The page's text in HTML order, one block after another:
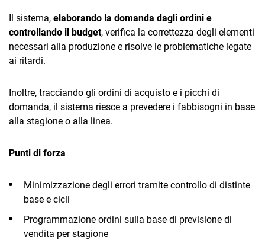
Il sistema, elaborando la domanda dagli ordini e
controllando il budget, verifica la correttezza degli elementi
necessari alla produzione e risolve le problematiche legate
ai ritardi.
Inoltre, tracciando gli ordini di acquisto e i picchi di
domanda, il sistema riesce a prevedere i fabbisogni in base
alla stagione o alla linea.
Punti di forza
Minimizzazione degli errori tramite controllo di distinte
base e cicli
Programmazione ordini sulla base di previsione di
vendita per stagione